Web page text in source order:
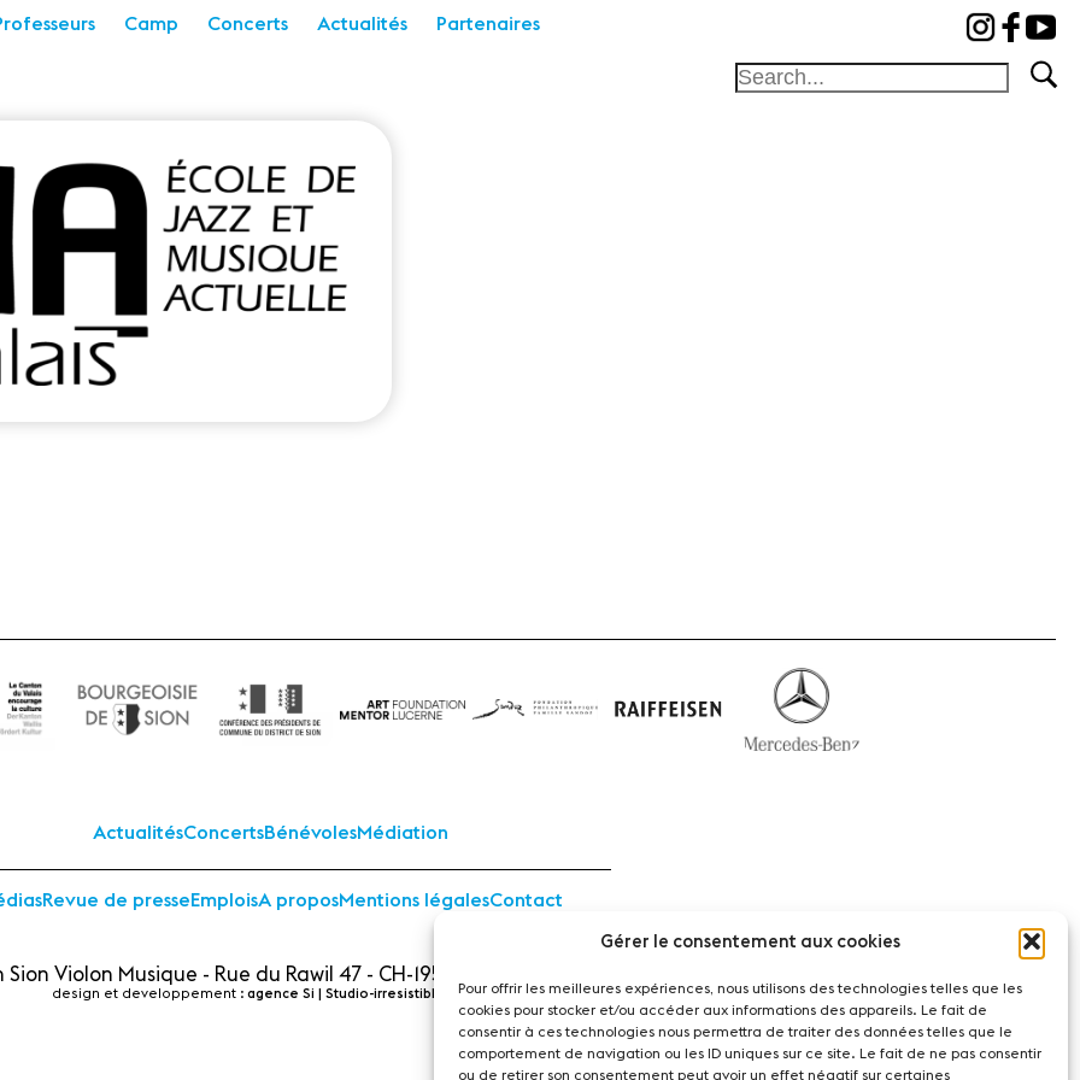
Gérer le consentement aux cookies
Pour offrir les meilleures expériences, nous utilisons des technologies telles que les
cookies pour stocker et/ou accéder aux informations des appareils. Le fait de
consentir à ces technologies nous permettra de traiter des données telles que le
comportement de navigation ou les ID uniques sur ce site. Le fait de ne pas consentir
ou de retirer son consentement peut avoir un effet négatif sur certaines
Camp Concerts Actualités Partenaires
ActualitésConcertsBénévolesMédiation
Revue de presseEmploisA proposMentions légalesContact
Sion Violon Musique - Rue du Rawil 47 - CH-1950 Sion - Switzerland
design et developpement : agence Si | Studio-irresistible - Paris